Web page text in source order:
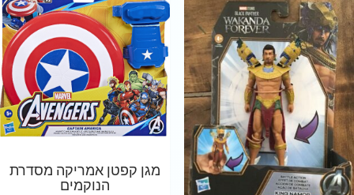
מגן קפטן אמריקה מסדרת
הנוקמים